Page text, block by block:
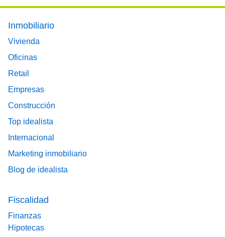
Footer main menu
Inmobiliario
Vivienda
Oficinas
Retail
Empresas
Construcción
Top idealista
Internacional
Marketing inmobiliario
Blog de idealista
Fiscalidad
Finanzas
Hipotecas